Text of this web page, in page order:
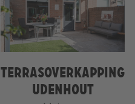
Terrasoverkapping
Udenhout